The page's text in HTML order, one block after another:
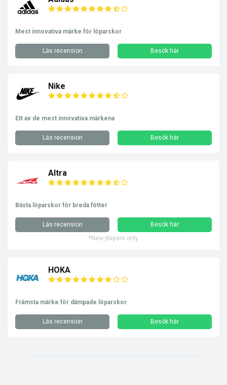
Mest innovativa märke för löparskor
Läs recension Besök här
Nike
Ett av de mest innovativa märkena
Läs recension Besök här
Altra
Bästa löparskor för breda fötter
Läs recension
Besök här
*New players only
HOKA
Främsta märke för dämpade löparskor
Läs recension Besök här